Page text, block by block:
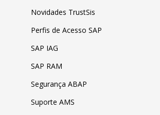
Novidades TrustSis
Perfis de Acesso SAP
SAP IAG
SAP RAM
Segurança ABAP
Suporte AMS